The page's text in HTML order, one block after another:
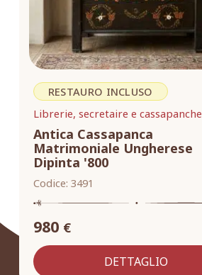
RESTAURO INCLUSO
Librerie, secretaire e cassapanche
Antica Cassapanca
Matrimoniale Ungherese
Dipinta '800
Codice: 3491
980 €
DETTAGLIO